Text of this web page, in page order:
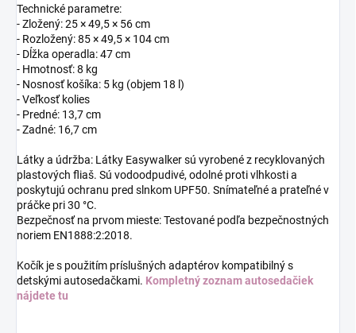
Technické parametre:
- Zložený: 25 × 49,5 × 56 cm
- Rozložený: 85 × 49,5 × 104 cm
- Dĺžka operadla: 47 cm
- Hmotnosť: 8 kg
- Nosnosť košíka: 5 kg (objem 18 l)
- Veľkosť kolies
- Predné: 13,7 cm
- Zadné: 16,7 cm
Látky a údržba: Látky Easywalker sú vyrobené z recyklovaných
plastových fliaš. Sú vodoodpudivé, odolné proti vlhkosti a
poskytujú ochranu pred slnkom UPF50. Snímateľné a prateľné v
práčke pri 30 °C.
Bezpečnosť na prvom mieste: Testované podľa bezpečnostných
noriem EN1888:2:2018.
Kočík je s použitím príslušných adaptérov kompatibilný s
detskými autosedačkami. Kompletný zoznam autosedačiek
nájdete tu